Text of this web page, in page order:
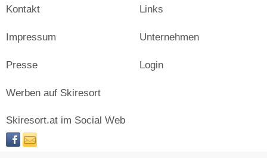
Kontakt
Impressum
Presse
Links
Unternehmen
Login
Werben auf Skiresort
Skiresort.at im Social Web
facebooknewsletter